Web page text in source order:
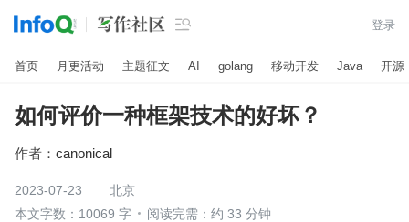
 登录
首页 月更活动 主题征文 AI golang 移动开发 Java 开源
如何评价一种框架技术的好坏？
作者： canonical
2023-07-23
北京
本文字数：10069 字
阅读完需：约 33 分钟